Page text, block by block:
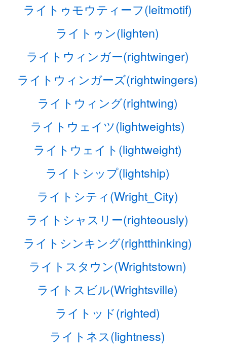
ライトゥモウティーフ(leitmotif)
ライトゥン(lighten)
ライトウィンガー(rightwinger)
ライトウィンガーズ(rightwingers)
ライトウィング(rightwing)
ライトウェイツ(lightweights)
ライトウェイト(lightweight)
ライトシップ(lightship)
ライトシティ(Wright_City)
ライトシャスリー(righteously)
ライトシンキング(rightthinking)
ライトスタウン(Wrightstown)
ライトスビル(Wrightsville)
ライトッド(righted)
ライトネス(lightness)